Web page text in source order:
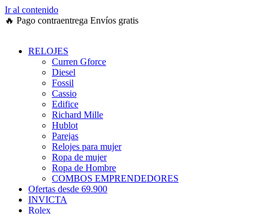
Ir al contenido
🔥 Pago contraentrega Envíos gratis
RELOJES
Curren Gforce
Diesel
Fossil
Cassio
Edifice
Richard Mille
Hublot
Parejas
Relojes para mujer
Ropa de mujer
Ropa de Hombre
COMBOS EMPRENDEDORES
Ofertas desde 69.900
INVICTA
Rolex